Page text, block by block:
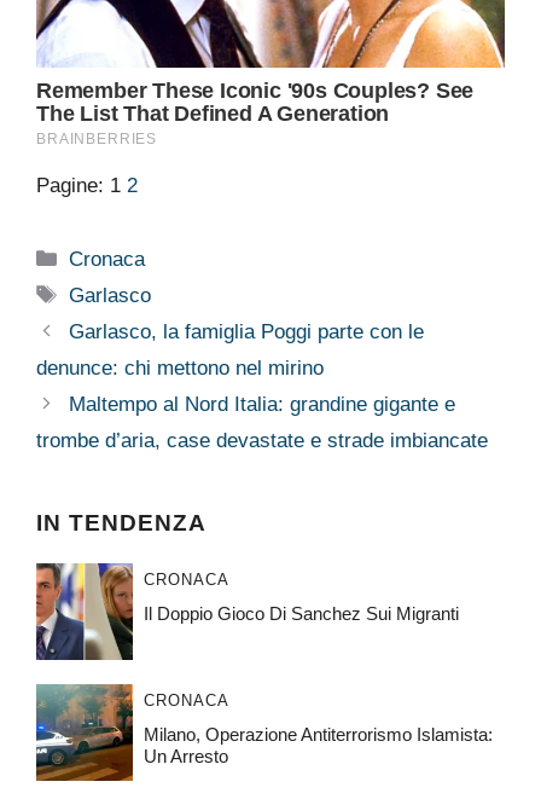
Pagine: 1 2
Categorie
Cronaca
Tag
Garlasco
Garlasco, la famiglia Poggi parte con le
denunce: chi mettono nel mirino
Maltempo al Nord Italia: grandine gigante e
trombe d’aria, case devastate e strade imbiancate
IN TENDENZA
CRONACA
Il Doppio Gioco Di Sanchez Sui Migranti
CRONACA
Milano, Operazione Antiterrorismo Islamista:
Un Arresto